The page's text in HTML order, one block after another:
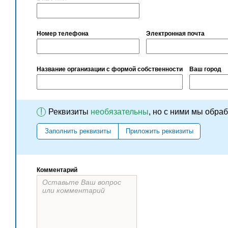
Номер телефона Электронная почта
Название организации с формой собственности Ваш город
! Реквизиты необязательны, но с ними мы
Заполнить реквизиты Приложить реквизиты
Комментарий